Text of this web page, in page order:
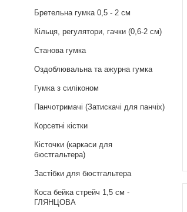
Бретельна гумка 0,5 - 2 см
Кільця, регулятори, гачки (0,6-2 см)
Станова гумка
Оздоблювальна та ажурна гумка
Гумка з силіконом
Панчотримачі (Затискачі для панчіх)
Корсетні кістки
Кісточки (каркаси для
бюстгальтера)
Застібки для бюстгальтера
Коса бейка стрейч 1,5 см -
ГЛЯНЦОВА